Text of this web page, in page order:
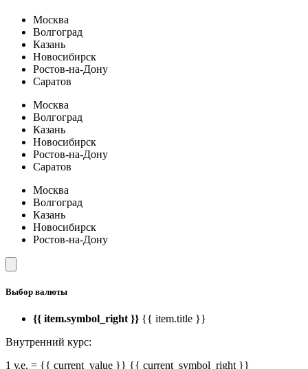
Москва
Волгоград
Казань
Новосибирск
Ростов-на-Дону
Саратов
Москва
Волгоград
Казань
Новосибирск
Ростов-на-Дону
Саратов
Москва
Волгоград
Казань
Новосибирск
Ростов-на-Дону
Выбор валюты
{{ item.symbol_right }} {{ item.title }}
Внутренний курс:
1 у.е. = {{ current_value }} {{ current_symbol_right }}